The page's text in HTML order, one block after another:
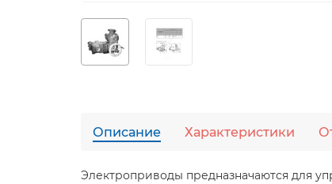
Описание Характеристики
Электроприводы предназначаются для